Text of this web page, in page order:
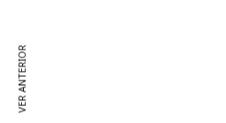
VER ANTERIOR